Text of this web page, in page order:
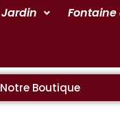
Jardin
Notre Boutique